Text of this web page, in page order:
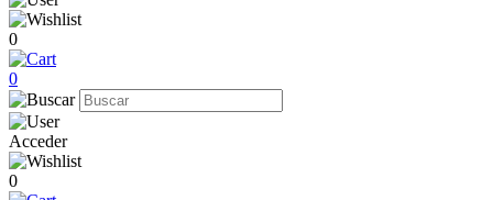
0
0
Acceder
0